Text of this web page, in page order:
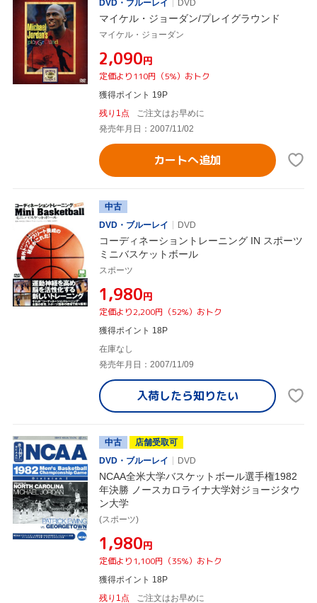
DVD・ブルーレイ
DVD
マイケル・ジョーダン/プレイグラウンド
マイケル・ジョーダン
¥2,090円
定価より110円（5%）おトク
獲得ポイント 19P
残り1点
ご注文はお早めに
発売年月日：2007/11/02
カートへ追加
中古
DVD・ブルーレイ
DVD
コーディネーショントレーニング IN スポーツ
ミニバスケットボール
スポーツ
¥1,980円
定価より2,200円（52%）おトク
獲得ポイント 18P
在庫なし
発売年月日：2007/11/09
入荷したら知りたい
中古
店舗受取可
DVD・ブルーレイ
DVD
NCAA全米大学バスケットボール選手権1982
年決勝 ノースカロライナ大学対ジョージタウ
ン大学
(スポーツ)
¥1,980円
定価より1,100円（35%）おトク
獲得ポイント 18P
残り1点
ご注文はお早めに